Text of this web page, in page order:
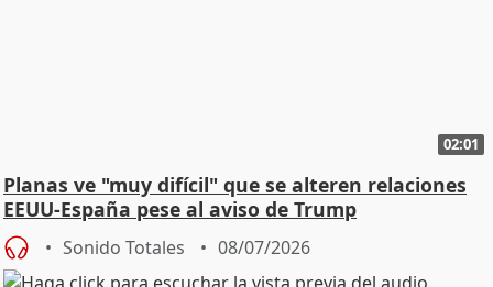
02:01
Planas ve "muy difícil" que se alteren relaciones
EEUU-España pese al aviso de Trump
Sonido Totales 08/07/2026